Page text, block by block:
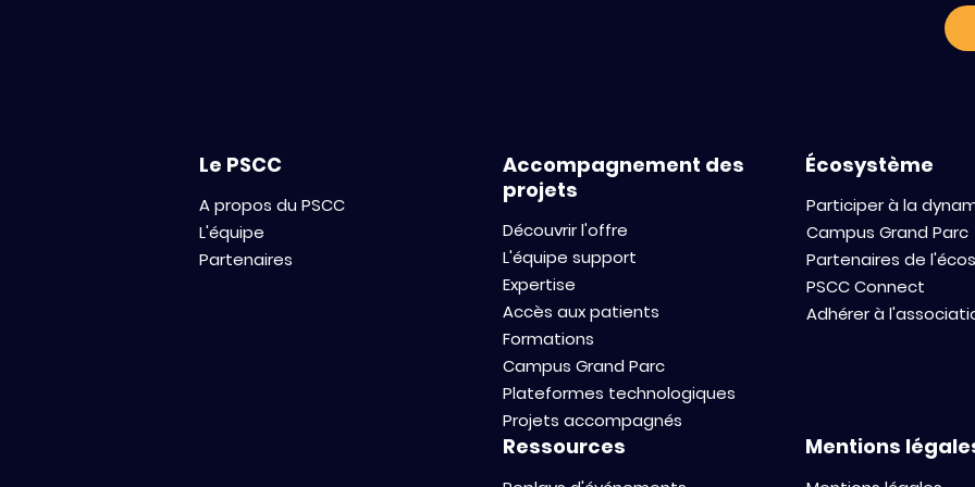
Workflows:
Le PSCC
A propos du PSCC
L'équipe
Partenaires
Accompagnement des
projets
Découvrir l'offre
L'équipe support
Expertise
Accès aux patients
Formations
Campus Grand Parc
Plateformes technologiques
Projets accompagnés
Écosystème
Participer à la
Campus Grand Parc
Partenaires de
PSCC Connect
Adhérer à
Ressources Mentions